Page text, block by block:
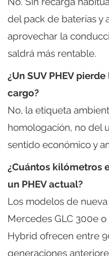
del pack de baterías y
aprovechar la
saldrá más rentable.
¿Un SUV PHEV
cargo?
No, la etiqueta
homologación, no del
sentido económico y
¿Cuántos kilómetros
un PHEV actual?
Los modelos de
Mercedes GLC 300e
Hybrid ofrecen entre
generaciones